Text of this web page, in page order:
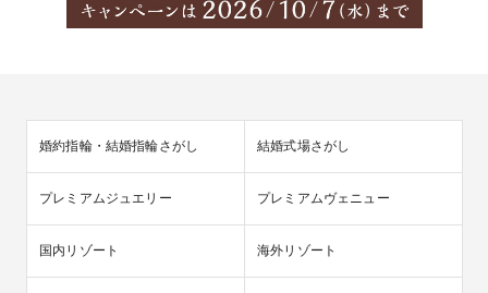
婚約指輪・結婚指輪さがし 結婚式場さがし
プレミアムジュエリー プレミアムヴェニュー
国内リゾート 海外リゾート